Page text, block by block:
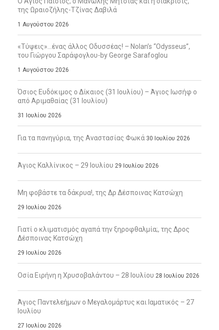
της Ωραιοζήλης-Τζίνας Δαβιλά
1 Αυγούστου 2026
«Τύψεις»…ένας άλλος Οδυσσέας! – Nolan’s “Odysseus”,
του Γιώργου Σαράφογλου-by George Sarafoglou
1 Αυγούστου 2026
Όσιος Ευδόκιμος ο Δίκαιος (31 Ιουλίου) – Άγιος Ιωσήφ ο
από Αριμαθαίας (31 Ιουλίου)
31 Ιουλίου 2026
Για τα πανηγύρια, της Αναστασίας Φωκά 30 Ιουλίου 2026
Άγιος Καλλίνικος – 29 Ιουλίου 29 Ιουλίου 2026
Μη φοβάστε τα δάκρυα!, της Δρ Δέσποινας Κατσώχη
29 Ιουλίου 2026
Γιατί ο κλιματισμός αγαπά την ξηροφθαλμία;, της Δρος
Δέσποινας Κατσώχη
29 Ιουλίου 2026
Οσία Ειρήνη η Χρυσοβαλάντου – 28 Ιουλίου 28 Ιουλίου 2026
Άγιος Παντελεήμων ο Μεγαλομάρτυς και Ιαματικός – 27
Ιουλίου
27 Ιουλίου 2026